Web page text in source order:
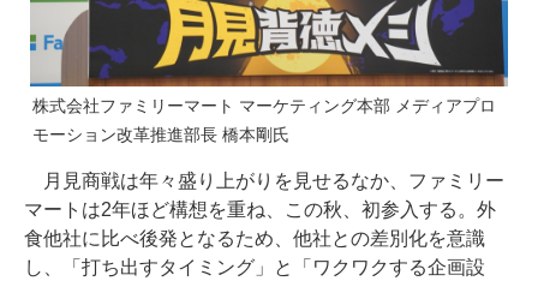
株式会社ファミリーマート マーケティング本部 メディアプロ
モーション改革推進部長 橋本剛氏
月見商戦は年々盛り上がりを見せるなか、ファミリー
マートは2年ほど構想を重ね、この秋、初参入する。外
食他社に比べ後発となるため、他社との差別化を意識
し、「打ち出すタイミング」と「ワクワクする企画設